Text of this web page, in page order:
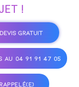
!
GRATUIT
AU 04 91 91 47 05